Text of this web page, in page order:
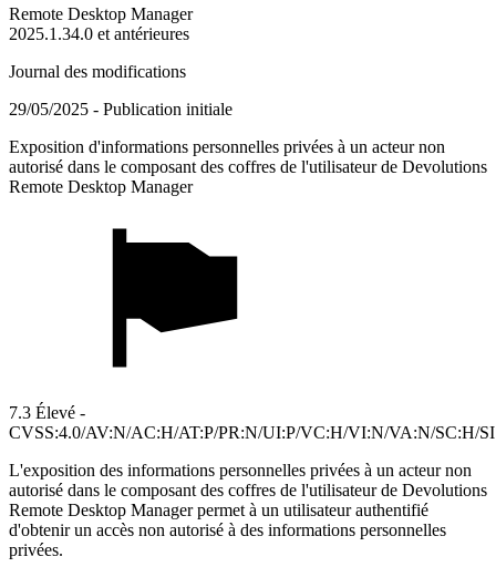
Remote Desktop Manager
2025.1.34.0 et antérieures
Journal des modifications
29/05/2025 - Publication initiale
Exposition d'informations personnelles privées à un acteur non
autorisé dans le composant des coffres de l'utilisateur de Devolutions
Remote Desktop Manager
7.3 Élevé -
CVSS:4.0/AV:N/AC:H/AT:P/PR:N/UI:P/VC:H/VI:N/VA:N/SC:H/
L'exposition des informations personnelles privées à un acteur non
autorisé dans le composant des coffres de l'utilisateur de Devolutions
Remote Desktop Manager permet à un utilisateur authentifié
d'obtenir un accès non autorisé à des informations personnelles
privées.